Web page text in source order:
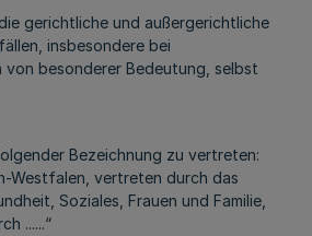
gerichtliche und außergerichtliche
insbesondere bei
besonderer Bedeutung, selbst
Bezeichnung zu vertreten:
Westfalen, vertreten durch das
Soziales, Frauen und Familie,
......“